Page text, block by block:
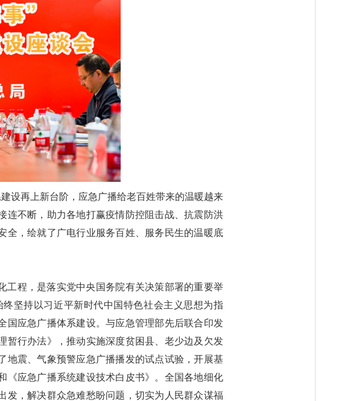
设再上新台阶，应急广播给老百姓带来的温暖越来
连不断，助力各地打赢疫情防控阻击战、抗震防洪
全，绘就了广电行业服务百姓、服务民生的温暖底
工程，是落实党中央国务院有关决策部署的重要举
坚持以习近平新时代中国特色社会主义思想为指
国应急广播体系建设。与应急管理部先后联合印发
暂行办法》，推动实施深度贫困县、老少边及欠发
地震、气象预警应急广播播发的试点试验，开展基
《应急广播系统建设技术白皮书》。全国各地细化
发，解决群众急难愁盼问题，切实为人民群众谋福